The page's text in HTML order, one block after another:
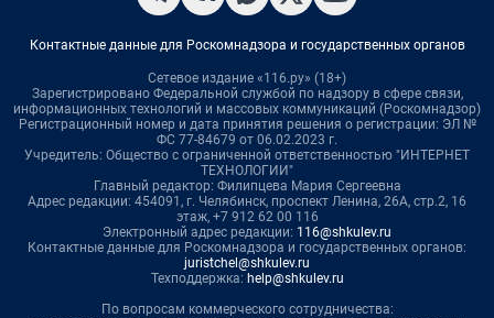
Контактные данные для Роскомнадзора и государственных органов
Сетевое издание «116.ру» (18+)
Зарегистрировано Федеральной службой по надзору в сфере связи,
информационных технологий и массовых коммуникаций (Роскомнадзор)
Регистрационный номер и дата принятия решения о регистрации: ЭЛ №
ФС 77-84679 от 06.02.2023 г.
Учредитель: Общество с ограниченной ответственностью "ИНТЕРНЕТ
ТЕХНОЛОГИИ"
Главный редактор: Филипцева Мария Сергеевна
Адрес редакции: 454091, г. Челябинск, проспект Ленина, 26А, стр.2, 16
этаж, +7 912 62 00 116
Электронный адрес редакции: 116@shkulev.ru
Контактные данные для Роскомнадзора и государственных органов:
juristchel@shkulev.ru
Техподдержка: help@shkulev.ru
По вопросам коммерческого сотрудничества: